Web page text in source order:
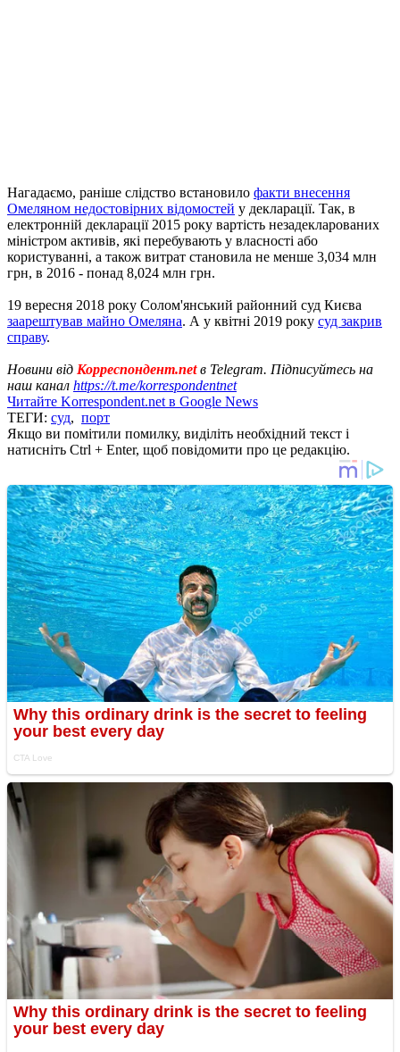
Нагадаємо, раніше слідство встановило факти внесення
Омеляном недостовірних відомостей у декларації. Так, в
електронній декларації 2015 року вартість незадекларованих
міністром активів, які перебувають у власності або
користуванні, а також витрат становила не менше 3,034 млн
грн, в 2016 - понад 8,024 млн грн.
19 вересня 2018 року Солом'янський районний суд Києва
заарештував майно Омеляна. А у квітні 2019 року суд закрив
справу.
Новини від Корреспондент.netв Telegram. Підписуйтесь на
наш канал https://t.me/korrespondentnet
Читайте Korrespondent.net в Google News
ТЕГИ: суд, порт
Якщо ви помітили помилку, виділіть необхідний текст і
натисніть Ctrl + Enter, щоб повідомити про це редакцію.